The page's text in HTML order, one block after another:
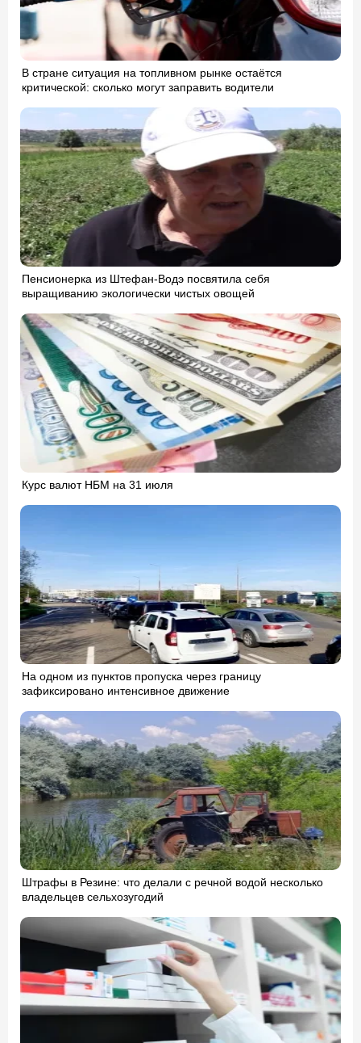
В стране ситуация на топливном рынке остаётся
критической: сколько могут заправить водители
Пенсионерка из Штефан-Водэ посвятила себя
выращиванию экологически чистых овощей
Курс валют НБМ на 31 июля
На одном из пунктов пропуска через границу
зафиксировано интенсивное движение
Штрафы в Резине: что делали с речной водой несколько
владельцев сельхозугодий